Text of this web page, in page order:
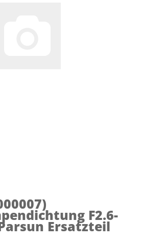
F2.6-
Ersatzteil